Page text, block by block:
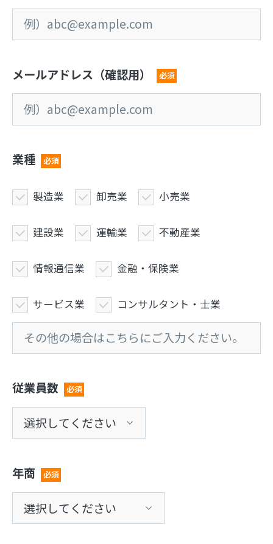
メールアドレス（確認用） 必須
業種 必須
製造業 卸売業 小売業
建設業 運輸業 不動産業
情報通信業 金融・保険業
サービス業 コンサルタント・士業
従業員数 必須
年商 必須